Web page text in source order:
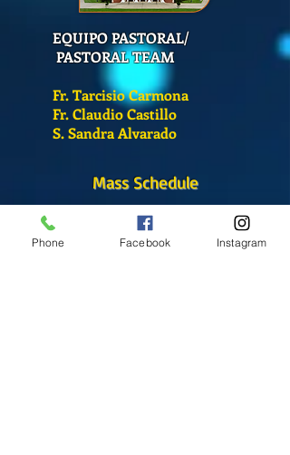
EQUIPO PASTORAL/
PASTORAL TEAM
Fr. Tarcisio Carmona
Fr. Claudio Castillo
S. Sandra Alvarado
Mass Schedule
Monday-Friday
12:00 pm (Chapel)
Phone Facebook Instagram